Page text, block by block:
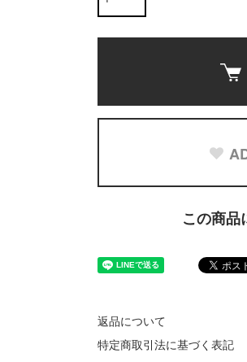
この商品
返品について
特定商取引法に基づく表記